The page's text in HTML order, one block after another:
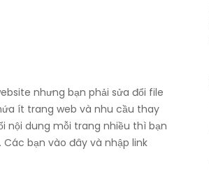
nhưng bạn phải sửa đổi file
ít trang web và nhu cầu thay
nội dung mỗi trang nhiều thì bạn
. Các bạn vào đây và nhập link